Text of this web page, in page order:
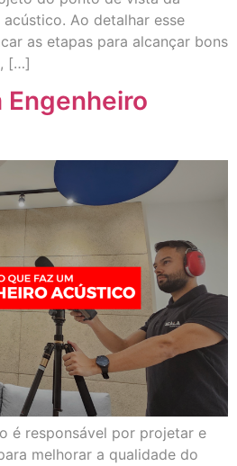
Ao detalhar esse
as etapas para alcançar bons
[…]
Engenheiro
é responsável por projetar e
melhorar a qualidade do